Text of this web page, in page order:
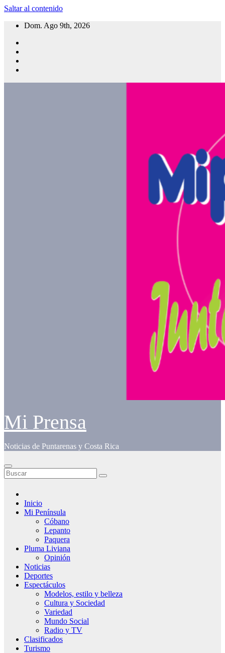
Saltar al contenido
Dom. Ago 9th, 2026
Mi Prensa
Noticias de Puntarenas y Costa Rica
Inicio
Mi Península
Cóbano
Lepanto
Paquera
Pluma Liviana
Opinión
Noticias
Deportes
Espectáculos
Modelos, estilo y belleza
Cultura y Sociedad
Variedad
Mundo Social
Radio y TV
Clasificados
Turismo